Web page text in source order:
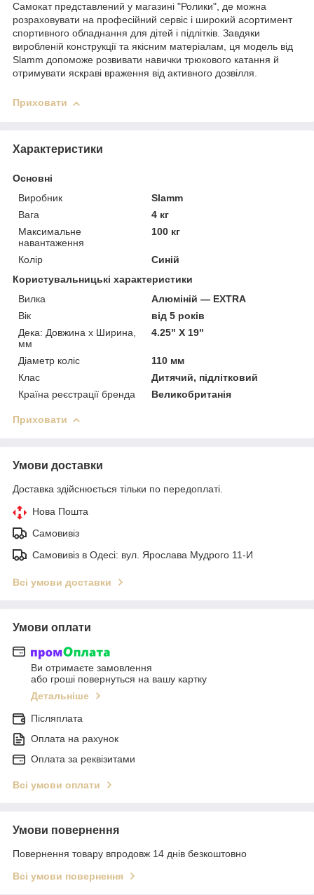
Самокат представлений у магазині "Ролики", де можна
розраховувати на професійний сервіс і широкий асортимент
спортивного обладнання для дітей і підлітків. Завдяки
виробленій конструкції та якісним матеріалам, ця модель від
Slamm допоможе розвивати навички трюкового катання й
отримувати яскраві враження від активного дозвілля.
Приховати
Характеристики
Основні
Виробник
Slamm
Вага
4 кг
Максимальне
навантаження
100 кг
Колір
Синій
Користувальницькі характеристики
Вилка
Алюміній — EXTRA
Вік
від 5 років
Дека: Довжина х Ширина,
мм
4.25" X 19"
Діаметр коліс
110 мм
Клас
Дитячий, підлітковий
Країна реєстрації бренда
Великобританія
Приховати
Умови доставки
Доставка здійснюється тільки по передоплаті.
Нова Пошта
Самовивіз
Самовивіз в Одесі: вул. Ярослава Мудрого 11-И
Всі умови доставки
Умови оплати
Ви отримаєте замовлення
або гроші повернуться на вашу картку
Детальніше
Післяплата
Оплата на рахунок
Оплата за реквізитами
Всі умови оплати
Умови повернення
Повернення товару впродовж 14 днів безкоштовно
Всі умови повернення